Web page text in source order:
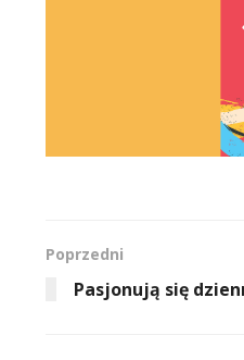
Poprzedni
Pasjonują się